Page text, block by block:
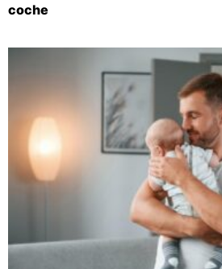
coche